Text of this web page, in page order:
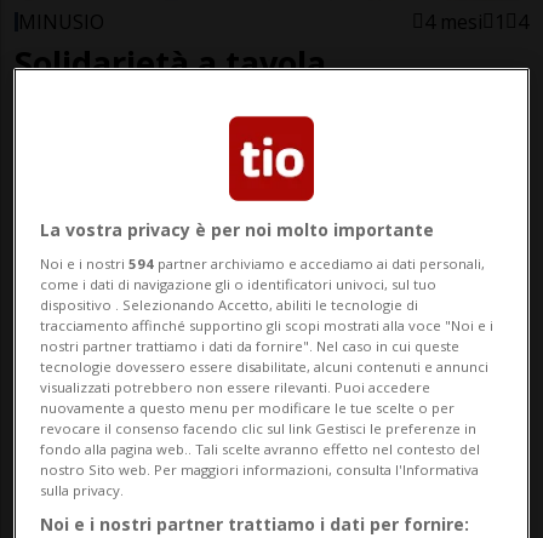
MINUSIO 4 mesi 1 4
Solidarietà a tavola
GIORNATA DELLA BUONA AZIONE
Cos'è per te una buona azione?
«A volte un abbraccio vale più
dell'oro»
La vostra privacy è per noi molto importante
Noi e i nostri594 partner archiviamo e accediamo ai dati personali,
come i dati di navigazione gli o identificatori univoci, sul tuo
dispositivo . Selezionando Accetto, abiliti le tecnologie di
tracciamento affinché supportino gli scopi mostrati alla voce "Noi e i
nostri partner trattiamo i dati da fornire". Nel caso in cui queste
tecnologie dovessero essere disabilitate, alcuni contenuti e annunci
visualizzati potrebbero non essere rilevanti. Puoi accedere
nuovamente a questo menu per modificare le tue scelte o per
revocare il consenso facendo clic sul link Gestisci le preferenze in
fondo alla pagina web.. Tali scelte avranno effetto nel contesto del
nostro Sito web. Per maggiori informazioni, consulta l'Informativa
sulla privacy.
Noi e i nostri partner trattiamo i dati per fornire: